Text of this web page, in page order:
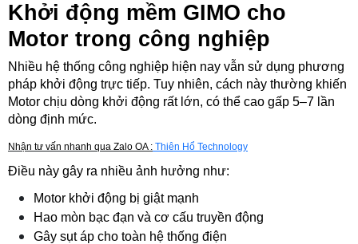
Khởi động mềm GIMO cho
Motor trong công nghiệp
Nhiều hệ thống công nghiệp hiện nay vẫn sử dụng phương
pháp khởi động trực tiếp. Tuy nhiên, cách này thường khiến
Motor chịu dòng khởi động rất lớn, có thể cao gấp 5–7 lần
dòng định mức.
Nhận tư vấn nhanh qua Zalo OA : Thiên Hổ Technology
Điều này gây ra nhiều ảnh hưởng như:
Motor khởi động bị giật mạnh
Hao mòn bạc đạn và cơ cấu truyền động
Gây sụt áp cho toàn hệ thống điện